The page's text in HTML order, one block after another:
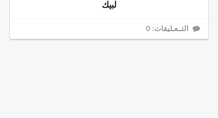
لبيك
التــعـليقات: 0